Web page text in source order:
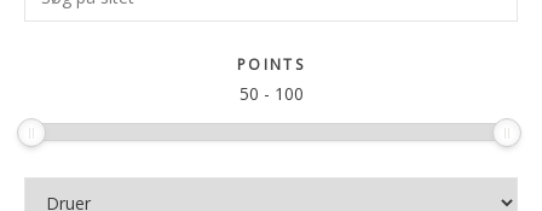
Sidebar
på
POINTS
50 - 100